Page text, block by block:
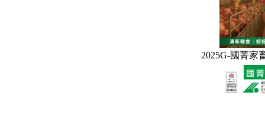
2025G-國菁家